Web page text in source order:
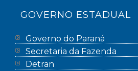
GOVERNO ESTADUAL
Governo do Paraná
Secretaria da Fazenda
Detran